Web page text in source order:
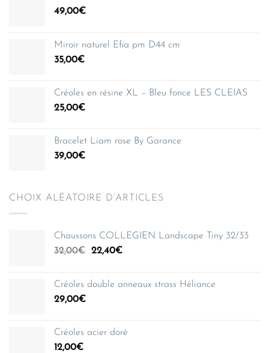
49,00€
Miroir naturel Efia pm D44 cm
35,00€
Créoles en résine XL – Bleu fonce LES CLEIAS
25,00€
Bracelet Liam rose By Garance
39,00€
CHOIX ALÉATOIRE D’ARTICLES
Chaussons COLLEGIEN Landscape Tiny 32/33
32,00€
Le
était :
22,40€Le
est :
Créoles double anneaux strass Héliance
29,00€
Créoles acier doré
12,00€